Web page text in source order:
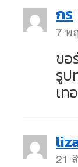
กร
7 พ
ขอ
รูป
เ
21